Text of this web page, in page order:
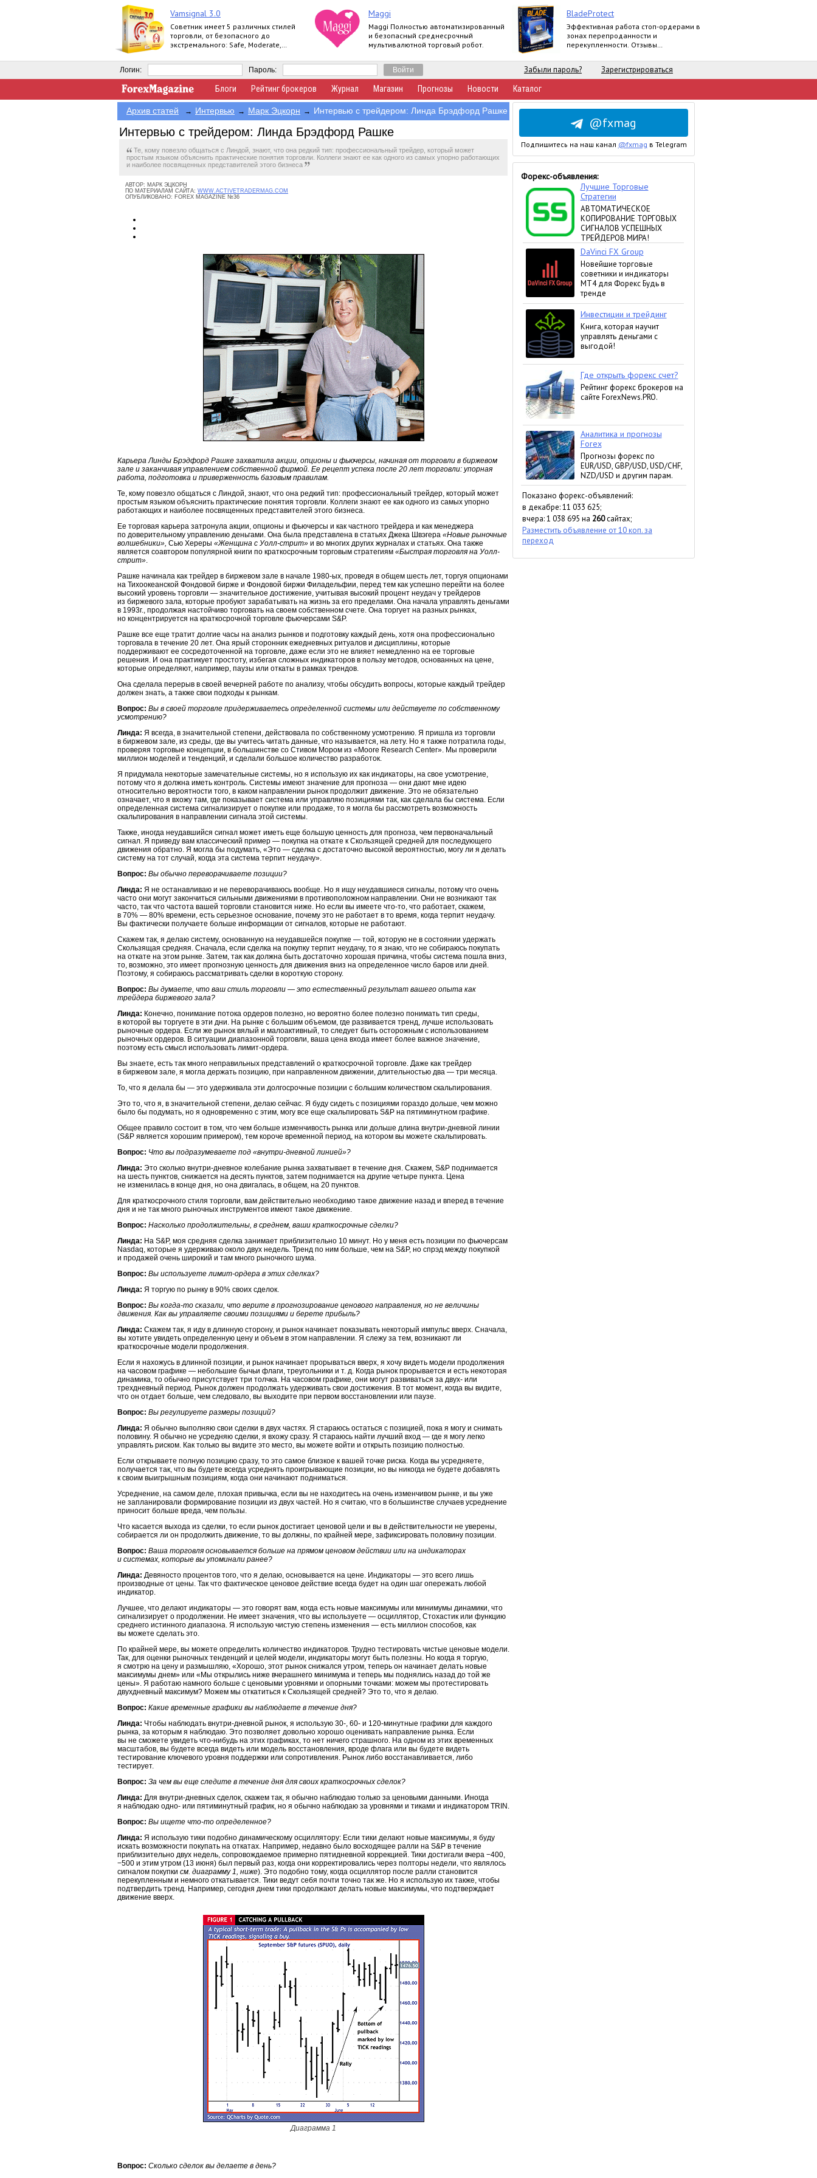
Vamsignal 3.0
Советник имеет 5 различных стилей
торговли, от безопасного до
экстремального: Safe, Moderate,
Maggi
Maggi Полностью автоматизированный
и безопасный среднесрочный
мультивалютной торговый робот.
BladeProtect
Эффективная работа стоп-ордерами в
зонах перепроданности и
перекупленности. Отзывы
https://www.mql5.com/ru/market/product/8739#
Логин: Пароль: Забыли пароль? Зарегистрироваться
Блоги Рейтинг брокеров Журнал Магазин Прогнозы Новости Каталог
Архив статей → Интервью → Марк Эцкорн → Интервью с трейдером: Линда Брэдфорд Рашке
Интервью с трейдером: Линда Брэдфорд Рашке
Те, кому повезло общаться с Линдой, знают, что она редкий тип: профессиональный трейдер, который может
простым языком объяснить практические понятия торговли. Коллеги знают ее как одного из самых упорно работающих
и наиболее посвященных представителей этого бизнеса
АВТОР: МАРК ЭЦКОРН
ПО МАТЕРИАЛАМ САЙТА: WWW.ACTIVETRADERMAG.COM
ОПУБЛИКОВАНО: FOREX MAGAZINE №36
Карьера Линды Брэдфорд Рашке захватила акции, опционы и фьючерсы, начиная от торговли в биржевом
зале и заканчивая управлением собственной фирмой. Ее рецепт успеха после 20 лет торговли: упорная
работа, подготовка и приверженность базовым правилам.
Те, кому повезло общаться с Линдой, знают, что она редкий тип: профессиональный трейдер, который может
простым языком объяснить практические понятия торговли. Коллеги знают ее как одного из самых упорно
работающих и наиболее посвященных представителей этого бизнеса.
Ее торговая карьера затронула акции, опционы и фьючерсы и как частного трейдера и как менеджера
по доверительному управлению деньгами. Она была представлена в статьях Джека Швэгера «Новые рыночные
волшебники», Сью Хереры «Женщина с Уолл-стрит» и во многих других журналах и статьях. Она также
является соавтором популярной книги по краткосрочным торговым стратегиям «Быстрая торговля на Уолл-
стрит».
Рашке начинала как трейдер в биржевом зале в начале 1980-ых, проведя в общем шесть лет, торгуя опционами
на Тихоокеанской Фондовой бирже и Фондовой биржи Филадельфии, перед тем как успешно перейти на более
высокий уровень торговли — значительное достижение, учитывая высокий процент неудач у трейдеров
из биржевого зала, которые пробуют зарабатывать на жизнь за его пределами. Она начала управлять деньгами
в 1993г., продолжая настойчиво торговать на своем собственном счете. Она торгует на разных рынках,
но концентрируется на краткосрочной торговле фьючерсами S&P.
Рашке все еще тратит долгие часы на анализ рынков и подготовку каждый день, хотя она профессионально
торговала в течение 20 лет. Она ярый сторонник ежедневных ритуалов и дисциплины, которые
поддерживают ее сосредоточенной на торговле, даже если это не влияет немедленно на ее торговые
решения. И она практикует простоту, избегая сложных индикаторов в пользу методов, основанных на цене,
которые определяют, например, паузы или откаты в рамках трендов.
Она сделала перерыв в своей вечерней работе по анализу, чтобы обсудить вопросы, которые каждый трейдер
должен знать, а также свои подходы к рынкам.
Вопрос: Вы в своей торговле придерживаетесь определенной системы или действуете по собственному
усмотрению?
Линда: Я всегда, в значительной степени, действовала по собственному усмотрению. Я пришла из торговли
в биржевом зале, из среды, где вы учитесь читать данные, что называется, на лету. Но я также потратила годы,
проверяя торговые концепции, в большинстве со Стивом Мором из «Moore Research Center». Мы проверили
миллион моделей и тенденций, и сделали большое количество разработок.
Я придумала некоторые замечательные системы, но я использую их как индикаторы, на свое усмотрение,
потому что я должна иметь контроль. Системы имеют значение для прогноза — они дают мне идею
относительно вероятности того, в каком направлении рынок продолжит движение. Это не обязательно
означает, что я вхожу там, где показывает система или управляю позициями так, как сделала бы система. Если
определенная система сигнализирует о покупке или продаже, то я могла бы рассмотреть возможность
скальпирования в направлении сигнала этой системы.
Также, иногда неудавшийся сигнал может иметь еще большую ценность для прогноза, чем первоначальный
сигнал. Я приведу вам классический пример — покупка на откате к Скользящей средней для последующего
движения обратно. Я могла бы подумать, «Это — сделка с достаточно высокой вероятностью, могу ли я делать
систему на тот случай, когда эта система терпит неудачу».
Вопрос: Вы обычно переворачиваете позиции?
Линда: Я не останавливаю и не переворачиваюсь вообще. Но я ищу неудавшиеся сигналы, потому что очень
часто они могут закончиться сильными движениями в противоположном направлении. Они не возникают так
часто, так что частота вашей торговли становится ниже. Но если вы имеете что-то, что работает, скажем,
в 70% — 80% времени, есть серьезное основание, почему это не работает в то время, когда терпит неудачу.
Вы фактически получаете больше информации от сигналов, которые не работают.
Скажем так, я делаю систему, основанную на неудавшейся покупке — той, которую не в состоянии удержать
Скользящая средняя. Сначала, если сделка на покупку терпит неудачу, то я знаю, что не собираюсь покупать
на откате на этом рынке. Затем, так как должна быть достаточно хорошая причина, чтобы система пошла вниз,
то, возможно, это имеет прогнозную ценность для движения вниз на определенное число баров или дней.
Поэтому, я собираюсь рассматривать сделки в короткую сторону.
Вопрос: Вы думаете, что ваш стиль торговли — это естественный результат вашего опыта как
трейдера биржевого зала?
Линда: Конечно, понимание потока ордеров полезно, но вероятно более полезно понимать тип среды,
в которой вы торгуете в эти дни. На рынке с большим объемом, где развивается тренд, лучше использовать
рыночные ордера. Если же рынок вялый и малоактивный, то следует быть осторожным с использованием
рыночных ордеров. В ситуации диапазонной торговли, ваша цена входа имеет более важное значение,
поэтому есть смысл использовать лимит-ордера.
Вы знаете, есть так много неправильных представлений о краткосрочной торговле. Даже как трейдер
в биржевом зале, я могла держать позицию, при направленном движении, длительностью два — три месяца.
То, что я делала бы — это удерживала эти долгосрочные позиции с большим количеством скальпирования.
Это то, что я, в значительной степени, делаю сейчас. Я буду сидеть с позициями гораздо дольше, чем можно
было бы подумать, но я одновременно c этим, могу все еще скальпировать S&P на пятиминутном графике.
Общее правило состоит в том, что чем больше изменчивость рынка или дольше длина внутри-дневной линии
(S&P является хорошим примером), тем короче временной период, на котором вы можете скальпировать.
Вопрос: Что вы подразумеваете под «внутри-дневной линией»?
Линда: Это сколько внутри-дневное колебание рынка захватывает в течение дня. Скажем, S&P поднимается
на шесть пунктов, снижается на десять пунктов, затем поднимается на другие четыре пункта. Цена
не изменилась в конце дня, но она двигалась, в общем, на 20 пунктов.
Для краткосрочного стиля торговли, вам действительно необходимо такое движение назад и вперед в течение
дня и не так много рыночных инструментов имеют такое движение.
Вопрос: Насколько продолжительны, в среднем, ваши краткосрочные сделки?
Линда: На S&P, моя средняя сделка занимает приблизительно 10 минут. Но у меня есть позиции по фьючерсам
Nasdaq, которые я удерживаю около двух недель. Тренд по ним больше, чем на S&P, но спрэд между покупкой
и продажей очень широкий и там много рыночного шума.
Вопрос: Вы используете лимит-ордера в этих сделках?
Линда: Я торгую по рынку в 90% своих сделок.
Вопрос: Вы когда-то сказали, что верите в прогнозирование ценового направления, но не величины
движения. Как вы управляете своими позициями и берете прибыль?
Линда: Скажем так, я иду в длинную сторону, и рынок начинает показывать некоторый импульс вверх. Сначала,
вы хотите увидеть определенную цену и объем в этом направлении. Я слежу за тем, возникают ли
краткосрочные модели продолжения.
Если я нахожусь в длинной позиции, и рынок начинает прорываться вверх, я хочу видеть модели продолжения
на часовом графике — небольшие бычьи флаги, треугольники и т. д. Когда рынок прорывается и есть некоторая
динамика, то обычно присутствует три толчка. На часовом графике, они могут развиваться за двух- или
трехдневный период. Рынок должен продолжать удерживать свои достижения. В тот момент, когда вы видите,
что он отдает больше, чем следовало, вы выходите при первом восстановлении или паузе.
Вопрос: Вы регулируете размеры позиций?
Линда: Я обычно выполняю свои сделки в двух частях. Я стараюсь остаться с позицией, пока я могу и снимать
половину. Я обычно не усредняю сделки, я вхожу сразу. Я стараюсь найти лучший вход — где я могу легко
управлять риском. Как только вы видите это место, вы можете войти и открыть позицию полностью.
Если открываете полную позицию сразу, то это самое близкое к вашей точке риска. Когда вы усредняете,
получается так, что вы будете всегда усреднять проигрывающие позиции, но вы никогда не будете добавлять
к своим выигрышным позициям, когда они начинают подниматься.
Усреднение, на самом деле, плохая привычка, если вы не находитесь на очень изменчивом рынке, и вы уже
не запланировали формирование позиции из двух частей. Но я считаю, что в большинстве случаев усреднение
приносит больше вреда, чем пользы.
Что касается выхода из сделки, то если рынок достигает ценовой цели и вы в действительности не уверены,
собирается ли он продолжить движение, то вы должны, по крайней мере, зафиксировать половину позиции.
Вопрос: Ваша торговля основывается больше на прямом ценовом действии или на индикаторах
и системах, которые вы упоминали ранее?
Линда: Девяносто процентов того, что я делаю, основывается на цене. Индикаторы — это всего лишь
производные от цены. Так что фактическое ценовое действие всегда будет на один шаг опережать любой
индикатор.
Лучшее, что делают индикаторы — это говорят вам, когда есть новые максимумы или минимумы динамики, что
сигнализирует о продолжении. Не имеет значения, что вы используете — осциллятор, Стохастик или функцию
среднего истинного диапазона. Я использую чистую степень изменения — есть миллион способов, как
вы можете сделать это.
По крайней мере, вы можете определить количество индикаторов. Трудно тестировать чистые ценовые модели.
Так, для оценки рыночных тенденций и целей модели, индикаторы могут быть полезны. Но когда я торгую,
я смотрю на цену и размышляю, «Хорошо, этот рынок снижался утром, теперь он начинает делать новые
максимумы днем» или «Мы открылись ниже вчерашнего минимума и теперь мы поднялись назад до той же
цены». Я работаю намного больше с ценовыми уровнями и опорными точками: можем мы протестировать
двухдневный максимум? Можем мы откатиться к Скользящей средней? Это то, что я делаю.
Вопрос: Какие временные графики вы наблюдаете в течение дня?
Линда: Чтобы наблюдать внутри-дневной рынок, я использую 30-, 60- и 120-минутные графики для каждого
рынка, за которым я наблюдаю. Это позволяет довольно хорошо оценивать направление рынка. Если
вы не сможете увидеть что-нибудь на этих графиках, то нет ничего страшного. На одном из этих временных
масштабов, вы будете всегда видеть или модель восстановления, вроде флага или вы будете видеть
тестирование ключевого уровня поддержки или сопротивления. Рынок либо восстанавливается, либо
тестирует.
Вопрос: За чем вы еще следите в течение дня для своих краткосрочных сделок?
Линда: Для внутри-дневных сделок, скажем так, я обычно наблюдаю только за ценовыми данными. Иногда
я наблюдаю одно- или пятиминутный график, но я обычно наблюдаю за уровнями и тиками и индикатором TRIN.
Вопрос: Вы ищете что-то определенное?
Линда: Я использую тики подобно динамическому осциллятору: Если тики делают новые максимумы, я буду
искать возможности покупать на откатах. Например, недавно было восходящее ралли на S&P в течение
приблизительно двух недель, сопровождаемое примерно пятидневной коррекцией. Тики достигали вчера −400,
−500 и этим утром (13 июня) был первый раз, когда они корректировались через полторы недели, что являлось
сигналом покупки см. диаграмму 1, ниже). Это подобно тому, когда осциллятор после ралли становится
перекупленным и немного откатывается. Тики ведут себя почти точно так же. Но я использую их также, чтобы
подтвердить тренд. Например, сегодня днем тики продолжают делать новые максимумы, что подтверждает
движение вверх.
Диаграмма 1
Вопрос: Сколько сделок вы делаете в день?
@fxmag
Подпишитесь на наш канал @fxmag в Telegram
Форекс-объявления:
Показано форекс-объявлений:
в декабре: 11 033 625;
вчера: 1 038 695 на 260сайтах;
Разместить объявление от 10 коп. за
переход